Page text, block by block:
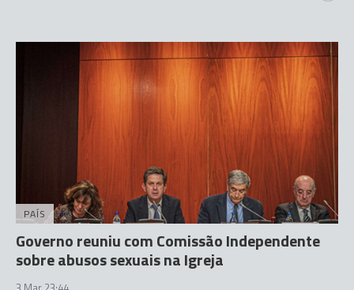
PAÍS
Governo reuniu com Comissão Independente
sobre abusos sexuais na Igreja